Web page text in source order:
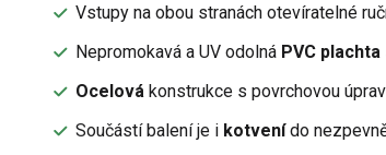
Vstupy na obou stranách otevíratelné
Nepromokavá a UV odolná PVC plachta
Ocelová konstrukce s povrchovou
Součástí balení je i kotvenído